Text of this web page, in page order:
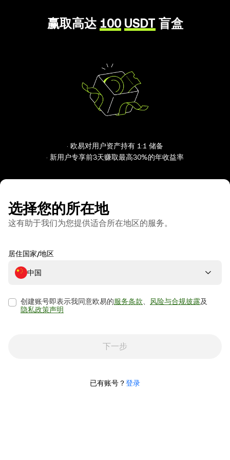
赢取高达 100 USDT 盲盒
· 欧易对用户资产持有 1:1 储备
· 新用户专享前3天赚取最高30%的年收益率
选择您的所在地
这有助于我们为您提供适合所在地区的服务。
居住国家/地区
中国
创建账号即表示我同意欧易的服务条款 风险与合规披露及
隐私政策声明
下一步
已有账号？登录